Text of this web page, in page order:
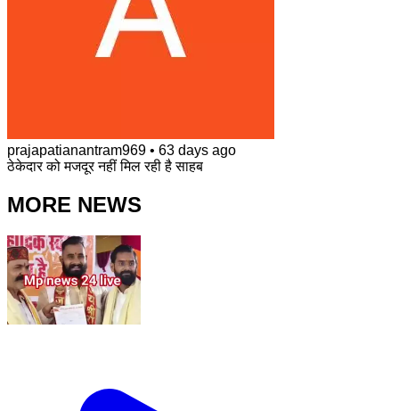
prajapatianantram969 • 63 days ago
ठेकेदार को मजदूर नहीं मिल रही है साहब
MORE NEWS